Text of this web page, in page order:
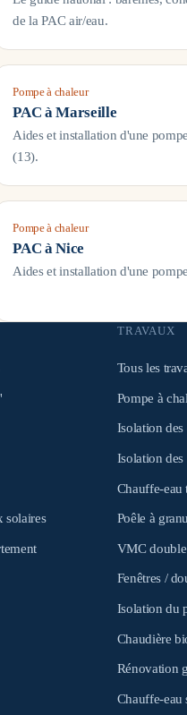
de la PAC air/eau.
Pompe à chaleur
PAC àMarseille
Aides et installation d'une
(13).
Pompe à chaleur
PAC àNice
Aides et installation d'une
solaires
TRAVAUX
Tous les
Pompe à
Isolation des
Isolation des
Chauffe-eau
Poêle à
VMC
Fenêtres /
Isolation du
Chaudière
Rénovation
Chauffe-eau